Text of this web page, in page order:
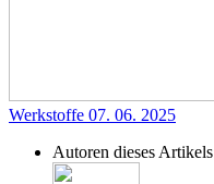
Werkstoffe 07. 06. 2025
Autoren dieses Artikels